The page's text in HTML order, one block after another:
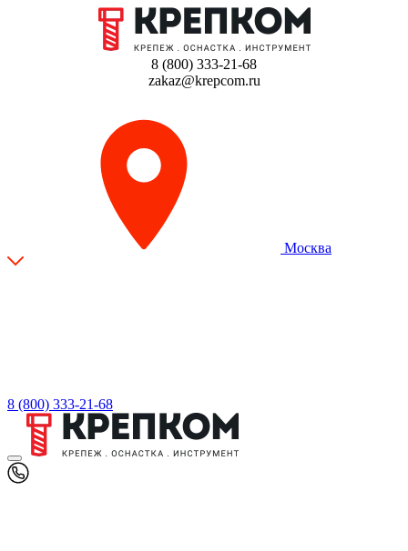
8 (800) 333-21-68
zakaz@krepcom.ru
Москва
8 (800) 333-21-68